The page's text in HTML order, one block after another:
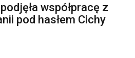
współpracę z
pod hasłem Cichy